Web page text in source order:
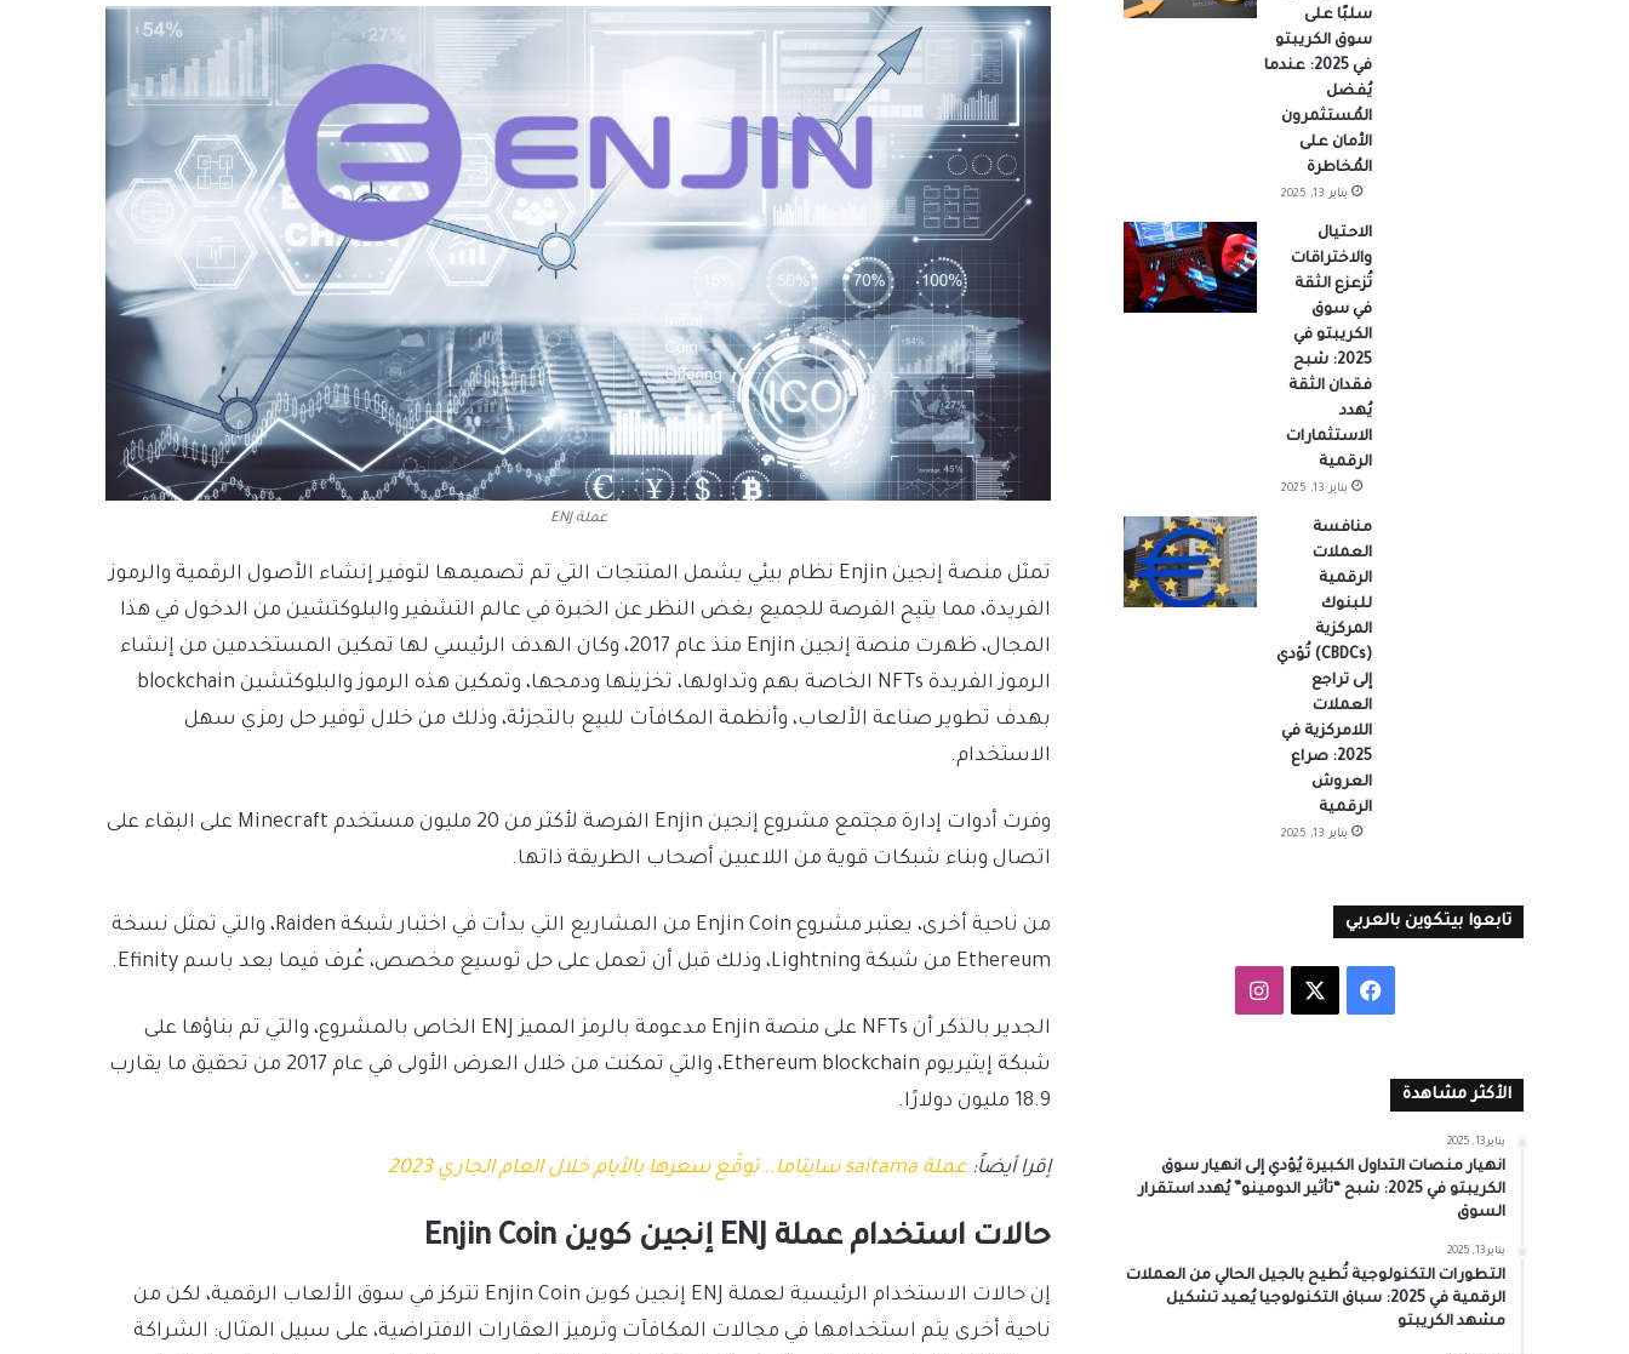
عملة ENJ
تمثل منصة إنجين Enjin نظام بيئي يشمل المنتجات التي تم تصميمها لتوفير إنشاء الأصول الرقمية والرموز
الفريدة، مما يتيح الفرصة للجميع بغض النظر عن الخبرة في عالم التشفير والبلوكتشين من الدخول في هذا
المجال، ظهرت منصة إنجين Enjin منذ عام 2017، وكان الهدف الرئيسي لها تمكين المستخدمين من إنشاء
الرموز الفريدة NFTs الخاصة بهم وتداولها، تخزينها ودمجها، وتمكين هذه الرموز والبلوكتشين blockchain
بهدف تطوير صناعة الألعاب، وأنظمة المكافآت للبيع بالتجزئة، وذلك من خلال توفير حل رمزي سهل
الاستخدام.
وفرت أدوات إدارة مجتمع مشروع إنجين Enjin الفرصة لأكثر من 20 مليون مستخدم Minecraft على البقاء على
اتصال وبناء شبكات قوية من اللاعبين أصحاب الطريقة ذاتها.
من ناحية أخرى، يعتبر مشروع Enjin Coin من المشاريع التي بدأت في اختبار شبكة Raiden، والتي تمثل نسخة
Ethereum من شبكة Lightning، وذلك قبل أن تعمل على حل توسيع مخصص، عُرف فيما بعد باسم Efinity.
الجدير بالذكر أن NFTs على منصة Enjin مدعومة بالرمز المميز ENJ الخاص بالمشروع، والتي تم بناؤها على
شبكة إيثيريوم Ethereum blockchain، والتي تمكنت من خلال العرض الأولى في عام 2017 من تحقيق ما يقارب
18.9 مليون دولارًا.
إقرا أيضاً: عملة saitama سايتاما.. توقّع سعرها بالأيام خلال العام الجاري 2023
حالات استخدام عملة ENJ إنجين كوين Enjin Coin
إن حالات الاستخدام الرئيسية لعملة ENJ إنجين كوين Enjin Coin تتركز في سوق الألعاب الرقمية، لكن من
ناحية أخرى يتم استخدامها في مجالات المكافآت وترميز العقارات الافتراضية، على سبيل المثال: الشراكة
سلبًا على
سوق الكريبتو
في 2025: عندما
يُفضل
المُستثمرون
الأمان على
المُخاطرة
يناير 13, 2025
الاحتيال
والاختراقات
تُزعزع الثقة
في سوق
الكريبتو في
2025: شبح
فقدان الثقة
يُهدد
الاستثمارات
الرقمية
يناير 13, 2025
منافسة
العملات
الرقمية
للبنوك
المركزية
(CBDCs) تُؤدي
إلى تراجع
العملات
اللامركزية في
2025: صراع
العروش
الرقمية
يناير 13, 2025
تابعوا بيتكوين بالعربي
فيسبوك انستقرام
الأكثر مشاهدة
يناير 13, 2025
انهيار منصات التداول الكبيرة يُؤدي إلى انهيار سوق
الكريبتو في 2025: شبح “تأثير الدومينو” يُهدد استقرار
السوق
يناير 13, 2025
التطورات التكنولوجية تُطيح بالجيل الحالي من العملات
الرقمية في 2025: سباق التكنولوجيا يُعيد تشكيل
مشهد الكريبتو